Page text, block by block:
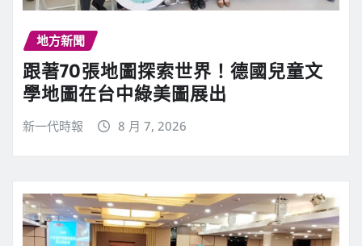
地方新聞
跟著70張地圖探索世界！德國兒童文
學地圖在台中綠美圖展出
新一代時報 8 月 7, 2026